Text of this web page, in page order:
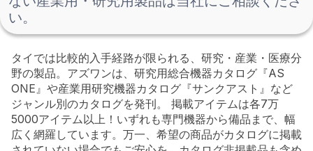
い。
タイでは比較的入手経路が限られる、研究・産業・医療分
野の製品。アズワンは、研究用総合機器カタログ『AS
ONE』や産業用研究機器カタログ『サンクアスト』など
ジャンル別のカタログを発刊。 掲載アイテムは各7万
5000アイテム以上！いずれも専門機器から備品まで、幅
広く網羅しています。万一、希望の商品がカタログに掲載